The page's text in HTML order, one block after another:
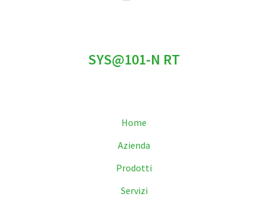
SYS@101-N RT
Home
Azienda
Prodotti
Servizi